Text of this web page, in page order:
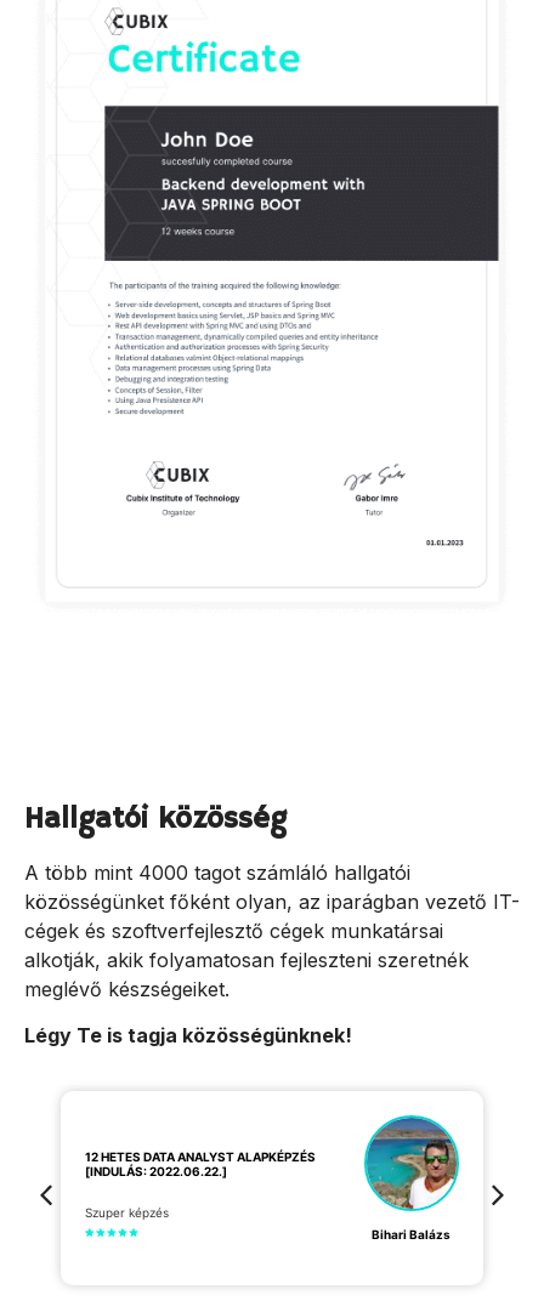
Hallgatói közösség
A több mint 4000 tagot számláló hallgatói
közösségünket főként olyan, az iparágban vezető IT-
cégek és szoftverfejlesztő cégek munkatársai
alkotják, akik folyamatosan fejleszteni szeretnék
meglévő készségeiket.
Légy Te is tagja közösségünknek!
12 HETES DATA ANALYST ALAPKÉPZÉS
[INDULÁS: 2022.06.22.]
Szuper képzés
Bihari Balázs